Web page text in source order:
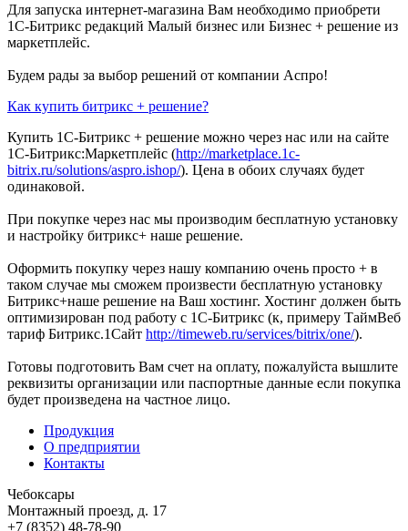
Для запуска интернет-магазина Вам необходимо приобрети
1С-Битрикс редакций Малый бизнес или Бизнес + решение из
маркетплейс.
Будем рады за выбор решений от компании Аспро!
Как купить битрикс + решение?
Купить 1С-Битрикс + решение можно через нас или на сайте
1С-Битрикс:Маркетплейс (http://marketplace.1c-
bitrix.ru/solutions/aspro.ishop/). Цена в обоих случаях будет
одинаковой.
При покупке через нас мы производим бесплатную установку
и настройку битрикс+ наше решение.
Оформить покупку через нашу компанию очень просто + в
таком случае мы сможем произвести бесплатную установку
Битрикс+наше решение на Ваш хостинг. Хостинг должен быть
оптимизирован под работу с 1С-Битрикс (к, примеру ТаймВеб
тариф Битрикс.1Сайт http://timeweb.ru/services/bitrix/one/).
Готовы подготовить Вам счет на оплату, пожалуйста вышлите
реквизиты организации или паспортные данные если покупка
будет произведена на частное лицо.
Продукция
О предприятии
Контакты
Чебоксары
Монтажный проезд, д. 17
+7 (8352) 48-78-90